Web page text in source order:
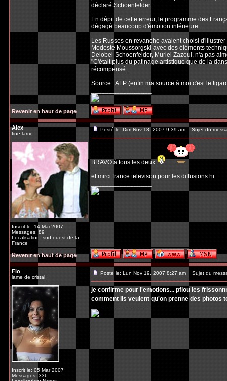
déclaré Schoenfelder.
En dépit de cette erreur, le programme des
dégagé beaucoup d'émotion intérieure.
Les Russes en revanche avaient choisi
Modeste Moussorgski avec des éléments
Delobel-Schoenfelder, Muriel Zazoui, n'a pas
"C'était plus du patinage artistique que de la
récompensé.
Source : AFP (enfin ma source à moi c'est le
_________________
Revenir en haut de page
Alex
fine lame
Inscrit le: 14 Mai 2007
Messages: 89
Localisation: sud ouest de la
France
Posté le: Dim Nov 18, 2007 9:39 am Sujet du
BRAVO à tous les deux
et mirci france televison pour les diffusions hi
_________________
Revenir en haut de page
Flo
lame de cristal
Inscrit le: 05 Mar 2007
Messages: 336
Posté le: Lun Nov 19, 2007 8:27 am Sujet du
je confirme pour l'emotions... pfiou les
comment ils veulent qu'on prenne des photos
_________________